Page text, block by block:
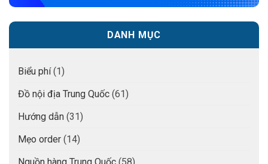
DANH MỤC
Biểu phí(1)
Đồ nội địa Trung Quốc (61)
Hướng dẫn (31)
Mẹo order (14)